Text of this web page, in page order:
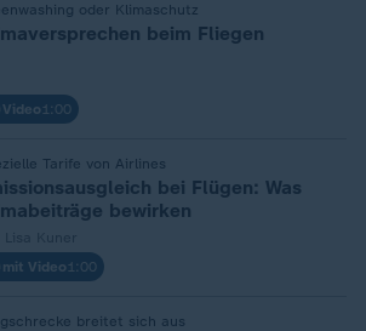
oder Klimaschutz
beim Fliegen
Video 1:00
Tarife von Airlines
bei Flügen: Was
bewirken
mit Video 1:00
breitet sich aus